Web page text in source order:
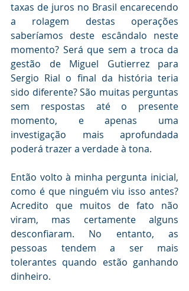
taxas de juros no Brasil encarecendo
a rolagem destas operações
saberíamos deste escândalo neste
momento? Será que sem a troca da
gestão de Miguel Gutierrez para
Sergio Rial o final da história teria
sido diferente? São muitas perguntas
sem respostas até o presente
momento, e apenas uma
investigação mais aprofundada
poderá trazer a verdade à tona.
Então volto à minha pergunta inicial,
como é que ninguém viu isso antes?
Acredito que muitos de fato não
viram, mas certamente alguns
desconfiaram. No entanto, as
pessoas tendem a ser mais
tolerantes quando estão ganhando
dinheiro.